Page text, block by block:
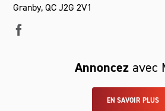
Granby, QC J2G 2V1
Annoncez avec
EN SAVOIR PLUS